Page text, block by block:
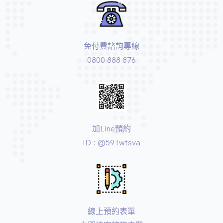
免付費諮詢專線
0800 888 876
加Line預約
ID : @591wtsva
線上預約表單